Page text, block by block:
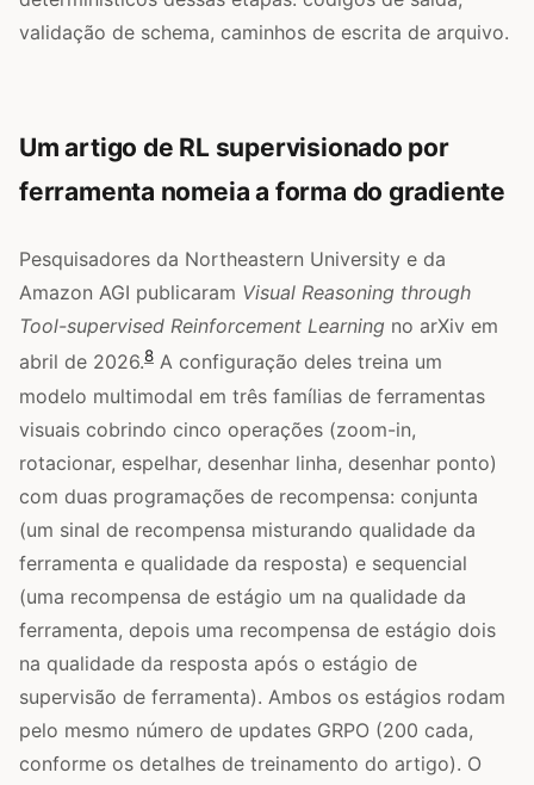
validação de schema, caminhos de escrita de arquivo.
Um artigo de RL supervisionado por
ferramenta nomeia a forma do gradiente
Pesquisadores da Northeastern University e da
Amazon AGI publicaram Visual Reasoning through
Tool-supervised Reinforcement Learning no arXiv em
abril de 2026.8 A configuração deles treina um
modelo multimodal em três famílias de ferramentas
visuais cobrindo cinco operações (zoom-in,
rotacionar, espelhar, desenhar linha, desenhar ponto)
com duas programações de recompensa: conjunta
(um sinal de recompensa misturando qualidade da
ferramenta e qualidade da resposta) e sequencial
(uma recompensa de estágio um na qualidade da
ferramenta, depois uma recompensa de estágio dois
na qualidade da resposta após o estágio de
supervisão de ferramenta). Ambos os estágios rodam
pelo mesmo número de updates GRPO (200 cada,
conforme os detalhes de treinamento do artigo). O